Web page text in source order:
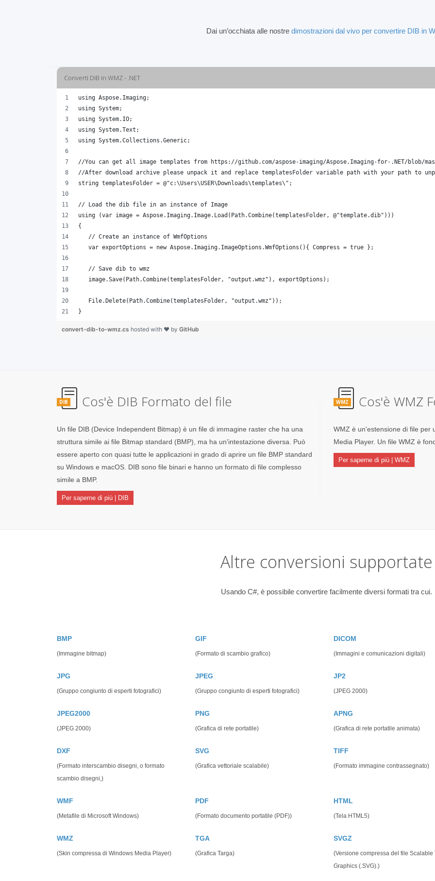
Dai un’occhiata alle nostre dimostrazioni dal vivo per convertire DIB in
Converti DIB in WMZ - .NET
}
convert-dib-to-wmz.cs hosted with ❤ by GitHub
DIB Cos'è DIB Formato del file
Un file DIB (Device Independent Bitmap) è un file di immagine raster che ha una
struttura simile ai file Bitmap standard (BMP), ma ha un'intestazione diversa. Può
essere aperto con quasi tutte le applicazioni in grado di aprire un file BMP standard
su Windows e macOS. DIB sono file binari e hanno un formato di file complesso
simile a BMP.
Per saperne di più | DIB
WMZ Cos'è WMZ
WMZ è un'estensione di file per
Media Player. Un file WMZ è
Per saperne di più | WMZ
Altre conversioni supportate
Usando C#, è possibile convertire facilmente diversi formati tra cui.
BMP
(Immagine bitmap)
GIF
(Formato di scambio grafico)
DICOM
(Immagini e comunicazioni digitali)
JPG
(Gruppo congiunto di esperti fotografici)
JPEG
(Gruppo congiunto di esperti fotografici)
JP2
(JPEG 2000)
JPEG2000
(JPEG 2000)
PNG
(Grafica di rete portatile)
APNG
(Grafica di rete portatile animata)
DXF
(Formato interscambio disegni, o formato
scambio disegni,)
SVG
(Grafica vettoriale scalabile)
TIFF
(Formato immagine contrassegnato)
WMF
(Metafile di Microsoft Windows)
PDF
(Formato documento portatile (PDF))
HTML
(Tela HTML5)
WMZ
(Skin compressa di Windows Media Player)
TGA
(Grafica Targa)
SVGZ
(Versione compressa del file Scalable
Graphics (.SVG).)